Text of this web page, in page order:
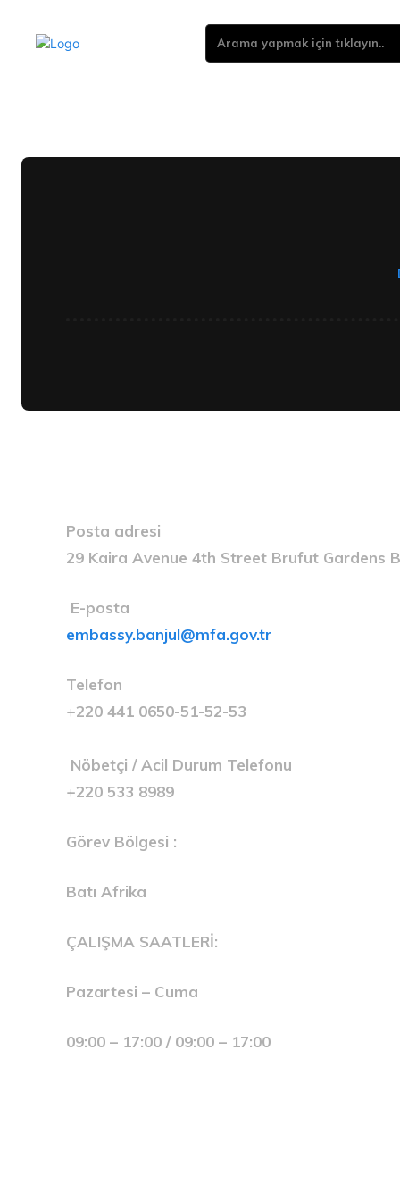
Arama yapmak için tıklayın..
Posta adresi
29 Kaira Avenue 4th Street Brufut Gardens
E-posta
embassy.banjul@mfa.gov.tr
Telefon
+220 441 0650-51-52-53
Nöbetçi / Acil Durum Telefonu
+220 533 8989
Görev Bölgesi :
Batı Afrika
ÇALIŞMA SAATLERİ:
Pazartesi – Cuma
09:00 – 17:00 / 09:00 – 17:00